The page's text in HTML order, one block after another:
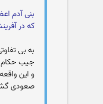
بنی آدم
که در
به بی
جیب حکام
و این
صعودی